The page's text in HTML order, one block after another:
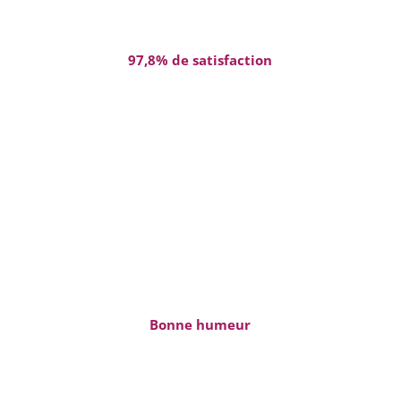
97,8% de satisfaction
Bonne humeur